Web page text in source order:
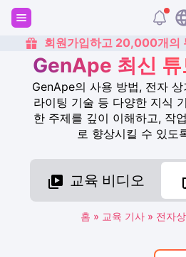
회원가입하고 20,000개의
GenApe 최신
GenApe의 사용 방법, 전자
라이팅 기술 등 다양한 지식
한 주제를 깊이 이해하고, 작
로 향상시킬 수 있도
교육 비디오
홈 » 교육 기사 » 전자